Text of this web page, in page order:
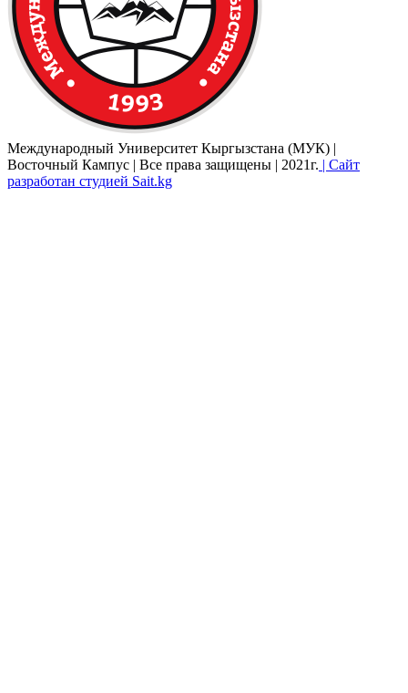
Международный Университет Кыргызстана (МУК) |
Восточный Кампус | Все права защищены | 2021г. | Сайт
разработан студией Sait.kg